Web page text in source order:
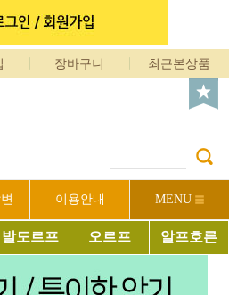
장바구니 최근본상품
이용안내 MENU
발도르프 오르프 알프호른